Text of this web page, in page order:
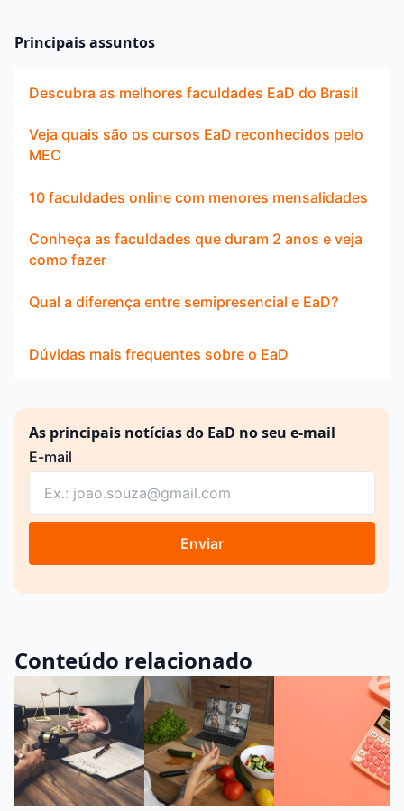
Principais assuntos
Descubra as melhores faculdades EaD do Brasil
Veja quais são os cursos EaD reconhecidos pelo
MEC
10 faculdades online com menores mensalidades
Conheça as faculdades que duram 2 anos e veja
como fazer
Qual a diferença entre semipresencial e EaD?
Dúvidas mais frequentes sobre o EaD
As principais notícias do EaD no seu e-mail
E-mail
Enviar
Conteúdo relacionado